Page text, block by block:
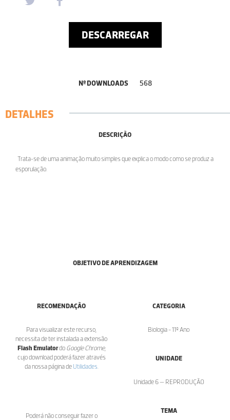
DESCARREGAR
Nº DOWNLOADS 568
DETALHES
DESCRIÇÃO
Trata-se de uma animação muito simples que explica o modo como se produz a
esporulação.
OBJETIVO DE APRENDIZAGEM
RECOMENDAÇÃO
Para visualizar este recurso,
necessita de ter instalada a extensão
Flash Emulatordo Google Chrome,
cujo download poderá fazer através
da nossa página de Utilidades
Poderá não conseguir fazer o
CATEGORIA
Biologia - 11º Ano
UNIDADE
Unidade 6 — REPRODUÇÃO
TEMA